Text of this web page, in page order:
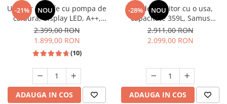
Sobe pe gaz & electrice
Suflante & Aspiratoare
Aspiratoare
Suflante Frunze
Unelte Gradinarit
Ventilatoare & Sisteme Racire
Aparate de aer conditionat
-21% NOU
Uscator de rufe cu pompa de
caldura, display LED, A++,
functie antisifonare, A++,
capacitate 8 kg, 13 programe
Heinner
2.399,00 RON
1.899,00 RON
(10)
ADAUGA IN COS
-28% NOU
Frigider, racitor cu o usa,
capacitate 359L, Samus
SRX474NFE
2.911,00 RON
2.099,00 RON
ADAUGA IN COS